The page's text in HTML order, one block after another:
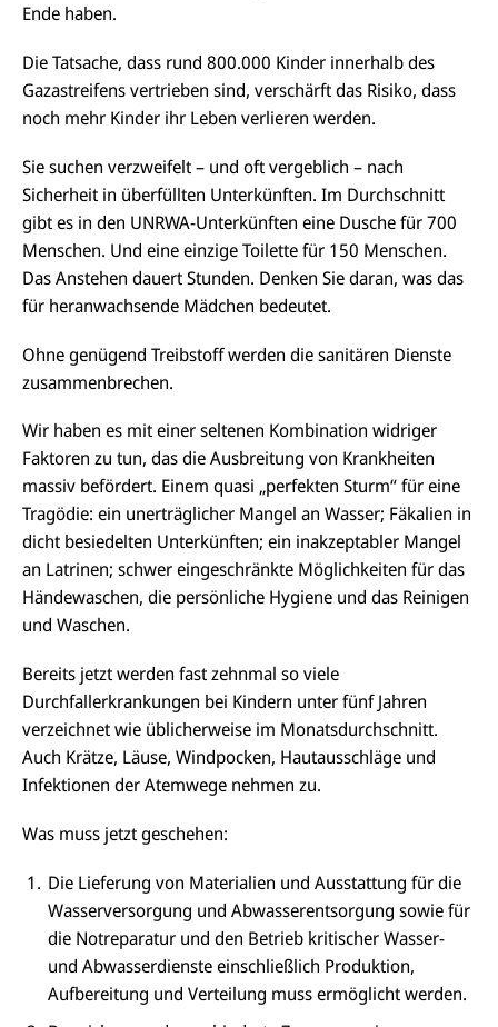
Ende haben.
Die Tatsache, dass rund 800.000 Kinder innerhalb des
Gazastreifens vertrieben sind, verschärft das Risiko, dass
noch mehr Kinder ihr Leben verlieren werden.
Sie suchen verzweifelt – und oft vergeblich – nach
Sicherheit in überfüllten Unterkünften. Im Durchschnitt
gibt es in den UNRWA-Unterkünften eine Dusche für 700
Menschen. Und eine einzige Toilette für 150 Menschen.
Das Anstehen dauert Stunden. Denken Sie daran, was das
für heranwachsende Mädchen bedeutet.
Ohne genügend Treibstoff werden die sanitären Dienste
zusammenbrechen.
Wir haben es mit einer seltenen Kombination widriger
Faktoren zu tun, das die Ausbreitung von Krankheiten
massiv befördert. Einem quasi „perfekten Sturm“ für eine
Tragödie: ein unerträglicher Mangel an Wasser; Fäkalien in
dicht besiedelten Unterkünften; ein inakzeptabler Mangel
an Latrinen; schwer eingeschränkte Möglichkeiten für das
Händewaschen, die persönliche Hygiene und das Reinigen
und Waschen.
Bereits jetzt werden fast zehnmal so viele
Durchfallerkrankungen bei Kindern unter fünf Jahren
verzeichnet wie üblicherweise im Monatsdurchschnitt.
Auch Krätze, Läuse, Windpocken, Hautausschläge und
Infektionen der Atemwege nehmen zu.
Was muss jetzt geschehen:
Die Lieferung von Materialien und Ausstattung für die
Wasserversorgung und Abwasserentsorgung sowie für
die Notreparatur und den Betrieb kritischer Wasser-
und Abwasserdienste einschließlich Produktion,
Aufbereitung und Verteilung muss ermöglicht werden.